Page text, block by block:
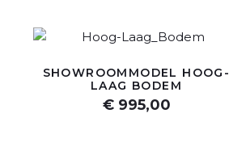
SHOWROOMMODEL HOOG-
LAAG BODEM
€ 995,00